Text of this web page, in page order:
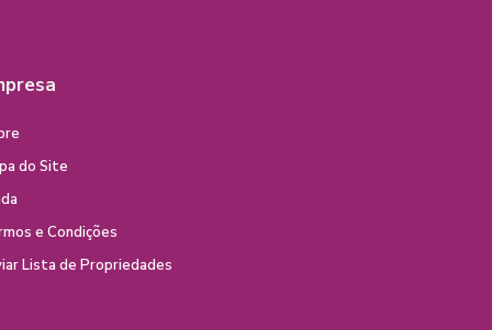
do Site
e Condições
Lista de Propriedades